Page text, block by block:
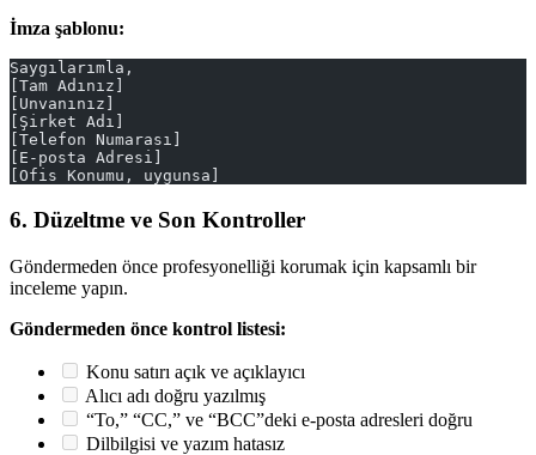
İmza şablonu:
Saygılarımla,
[Tam Adınız]
[Unvanınız]
[Şirket Adı]
[Telefon Numarası]
[E-posta Adresi]
[Ofis Konumu, uygunsa]
6. Düzeltme ve Son Kontroller
Göndermeden önce profesyonelliği korumak için kapsamlı bir
inceleme yapın.
Göndermeden önce kontrol listesi:
Konu satırı açık ve açıklayıcı
Alıcı adı doğru yazılmış
“To,” “CC,” ve “BCC”deki e-posta adresleri doğru
Dilbilgisi ve yazım hatasız